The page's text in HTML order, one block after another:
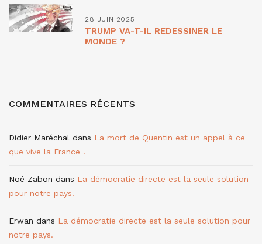
28 JUIN 2025
TRUMP VA-T-IL REDESSINER LE
MONDE ?
COMMENTAIRES RÉCENTS
Didier Maréchal dans La mort de Quentin est un appel à ce
que vive la France !
Noé Zabon dans La démocratie directe est la seule solution
pour notre pays.
Erwan dans La démocratie directe est la seule solution pour
notre pays.